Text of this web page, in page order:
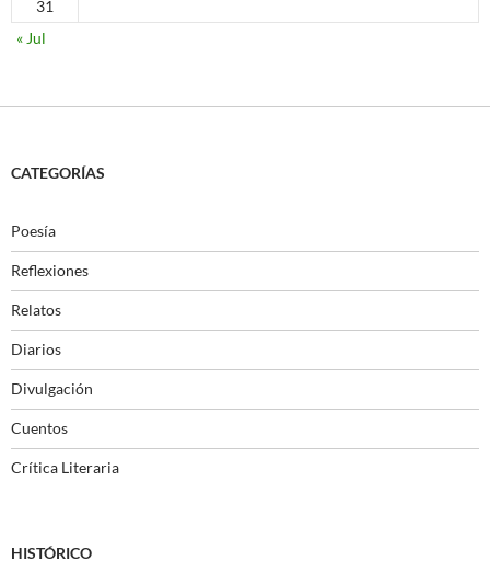
31
« Jul
CATEGORÍAS
Poesía
Reflexiones
Relatos
Diarios
Divulgación
Cuentos
Crítica Literaria
HISTÓRICO